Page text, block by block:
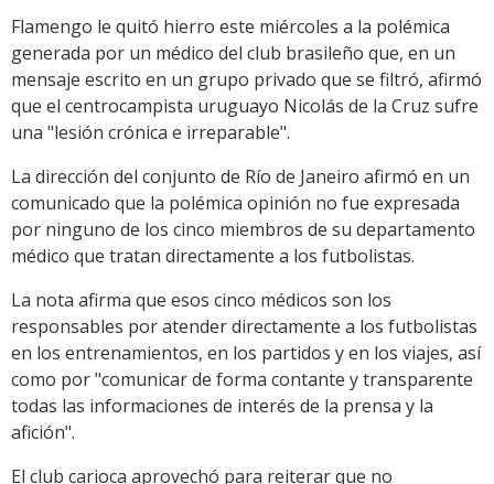
Link
Flamengo le quitó hierro este miércoles a la polémica
generada por un médico del club brasileño que, en un
mensaje escrito en un grupo privado que se filtró, afirmó
que el centrocampista uruguayo Nicolás de la Cruz sufre
una "lesión crónica e irreparable".
La dirección del conjunto de Río de Janeiro afirmó en un
comunicado que la polémica opinión no fue expresada
por ninguno de los cinco miembros de su departamento
médico que tratan directamente a los futbolistas.
La nota afirma que esos cinco médicos son los
responsables por atender directamente a los futbolistas
en los entrenamientos, en los partidos y en los viajes, así
como por "comunicar de forma contante y transparente
todas las informaciones de interés de la prensa y la
afición".
El club carioca aprovechó para reiterar que no